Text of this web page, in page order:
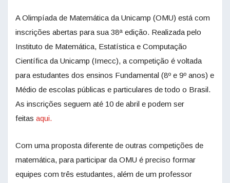
A Olimpíada de Matemática da Unicamp (OMU) está com
inscrições abertas para sua 38ª edição. Realizada pelo
Instituto de Matemática, Estatística e Computação
Científica da Unicamp (Imecc), a competição é voltada
para estudantes dos ensinos Fundamental (8º e 9º anos) e
Médio de escolas públicas e particulares de todo o Brasil.
As inscrições seguem até 10 de abril e podem ser
feitas aqui.
Com uma proposta diferente de outras competições de
matemática, para participar da OMU é preciso formar
equipes com três estudantes, além de um professor